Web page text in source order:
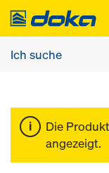
Die
angezeigt.